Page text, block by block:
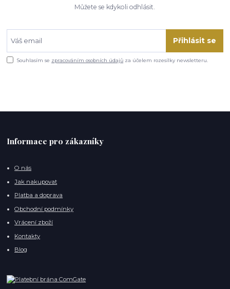
Můžete se kdykoli odhlásit.
Přihlásit se
Souhlasím se zpracováním osobních údajů za účelem rozesílky newsletteru.
Informace pro zákazníky
O nás
Jak nakupovat
Platba a doprava
Obchodní podmínky
Vrácení zboží
Kontakty
Blog